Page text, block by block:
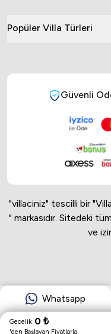
Popüler Villa Türleri
Güvenli
"villaciniz" tescilli bir
" markasıdır. Sitedeki
ve
Whatsapp
Gecelik 0 ₺
'den Başlayan Fiyatlarla